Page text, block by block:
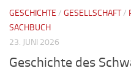
GESCHICHTE / GESELLSCHAFT/
SACHBUCH
23. JUNI 2026
Geschichte des